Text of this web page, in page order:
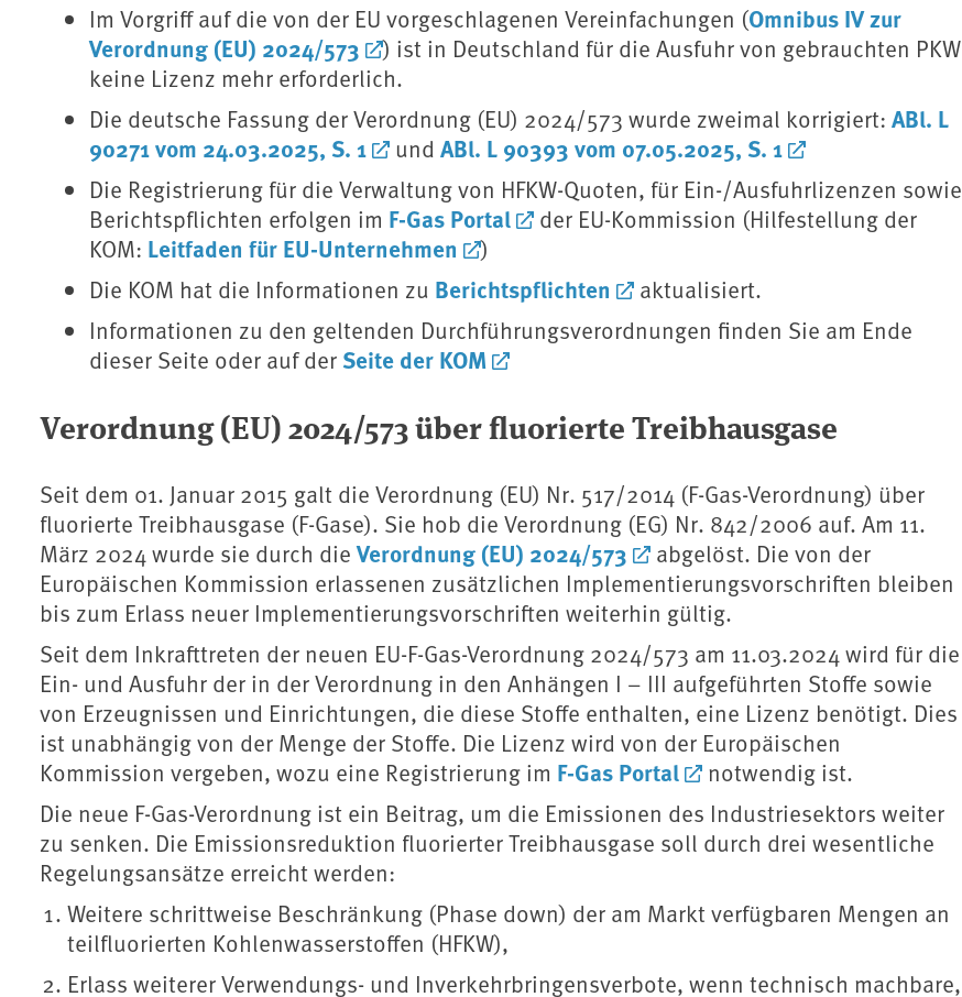
Im Vorgriff auf die von der EU vorgeschlagenen Vereinfachungen (Omnibus IV zur
Verordnung (EU) 2024/573
) ist in Deutschland für die Ausfuhr von gebrauchten PKW
keine Lizenz mehr erforderlich.
Die deutsche Fassung der Verordnung (EU) 2024/573 wurde zweimal korrigiert:ABl. L
90271 vom 24.03.2025, S. 1
undABl. L 90393 vom 07.05.2025, S. 1
Die Registrierung für die Verwaltung von HFKW-Quoten, für Ein-/Ausfuhrlizenzen sowie
Berichtspflichten erfolgen im F-Gas Portal
der EU-Kommission (Hilfestellung der
KOM: Leitfaden für EU-Unternehmen
)
Die KOM hat die Informationen zu Berichtspflichten
aktualisiert.
Informationen zu den geltenden Durchführungsverordnungen finden Sie am Ende
dieser Seite oder auf der Seite der KOM
Verordnung (EU) 2024/573 über fluorierte Treibhausgase
Seit dem 01. Januar 2015 galt die Verordnung (EU) Nr. 517/2014 (F-Gas-Verordnung) über
fluorierte Treibhausgase (F-Gase). Sie hob die Verordnung (EG) Nr. 842/2006 auf. Am 11.
März 2024 wurde sie durch dieVerordnung (EU) 2024/573
abgelöst. Die von der
Europäischen Kommission erlassenen zusätzlichen Implementierungsvorschriften bleiben
bis zum Erlass neuer Implementierungsvorschriften weiterhin gültig.
Seit dem Inkrafttreten der neuen EU-F-Gas-Verordnung 2024/573 am 11.03.2024 wird für die
Ein- und Ausfuhr der in der Verordnung in den Anhängen I – III aufgeführten Stoffe sowie
von Erzeugnissen und Einrichtungen, die diese Stoffe enthalten, eine Lizenz benötigt. Dies
ist unabhängig von der Menge der Stoffe. Die Lizenz wird von der Europäischen
Kommission vergeben, wozu eine Registrierung im F-Gas Portal
notwendig ist.
Die neue F-Gas-Verordnung ist ein Beitrag, um die Emissionen des Industriesektors weiter
zu senken. Die Emissionsreduktion fluorierter Treibhausgase soll durch drei wesentliche
Regelungsansätze erreicht werden:
Weitere schrittweise Beschränkung (Phase down) der am Markt verfügbaren Mengen an
teilfluorierten Kohlenwasserstoffen (HFKW),
Erlass weiterer Verwendungs- und Inverkehrbringensverbote, wenn technisch machbare,